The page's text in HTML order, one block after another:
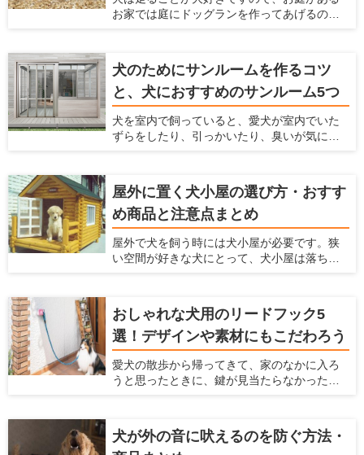
なってしまいます。これらの悩みを解消する
すすめの壁紙」を紹介するとともに、壁紙を
変えるための方法について解説します。
お家では庭にドッグランを作ってあげるのが
て、ドッグランのメリットや作り方、どんな
素材や設備を利用すればいいかまで解説しま
す。 犬を飼うのに最適な住宅を推進する「愛
犬家住宅」だからこそ知っている、ドッグラ
ンの情報を紹介しているのでぜひ参考にして
くださいね！
犬のためにサンルームを作るコツ
と、犬におすすめのサンルーム5つ
犬を室内で飼っていると、愛犬が室内でいた
ずらをしたり、引っかいたり、臭いが気に
方法として、サンルームをペットスペースに
する方法があります。愛犬がふだん生活する
スペースとして、サンルームを利用すること
で様々なメリットがあります。 愛犬家住宅で
は、日々多くのメーカーの製品をチェックを
することで、愛犬が暮らしやすいサンルーム
対して、サンルームのメリットやサンルーム
を設置するときに気をつけるポイント、おす
すめのメーカーなどを紹介いたします。
屋外に置く犬小屋の選び方・おすす
め商品と注意点まとめ
屋外で犬を飼う時には犬小屋が必要です。狭
い空間が好きな犬にとって、犬小屋は落ち着
快適に過ごせるだけでなく、衛星面やお手入
れなど飼い主にとっても快適なものを選ぶの
がおすすめ。 ここでは、愛犬の犬小屋をどう
やって選んだらいいかわからない人、デザイ
ンや機能からおすすめの犬小屋を探している
人に、おすすめの犬小屋を紹介しようと思い
おしゃれな犬用のリードフック5
選！デザインや素材にもこだわろう
愛犬の散歩から帰ってきて、家のなかに入ろ
うと思ったときに、鍵が見当たらなかったと
ワンちゃんが走り回ってしまったということ
もあるのではないでしょうか？ 玄関の脇に
犬が外の音に吠えるのを防ぐ方法・